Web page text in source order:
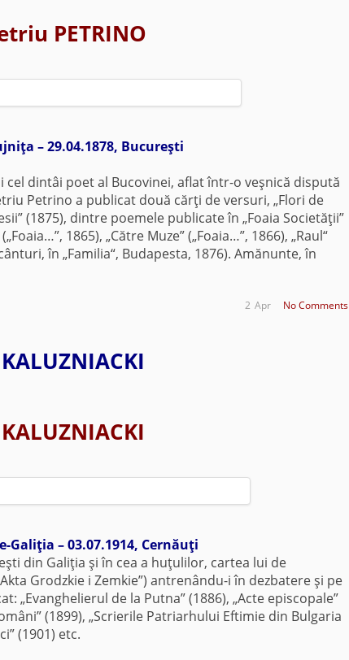
PETRINO
– 29.04.1878, Bucureşti
dintâi poet al Bucovinei, aflat într-o veşnică dispută
Petrino a publicat două cărţi de versuri, „Flori de
(1875), dintre poemele publicate în „Foaia Societăţii”
1865), „Către Muze” („Foaia…”, 1866), „Raul“
în „Familia“, Budapesta, 1876). Amănunte, în
No Comments
Apr
2
Galiţia – 03.07.1914, Cernăuţi
din Galiţia şi în cea a huţulilor, cartea lui de
Grodzkie i Zemkie”) antrenându-i în dezbatere şi pe
„Evanghelierul de la Putna” (1886), „Acte episcopale”
(1899), „Scrierile Patriarhului Eftimie din Bulgaria
(1901) etc.